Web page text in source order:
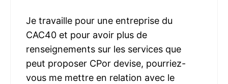
Je travaille pour une entreprise du
CAC40 et pour avoir plus de
renseignements sur les services que
peut proposer CPor devise, pourriez-
vous me mettre en relation avec le